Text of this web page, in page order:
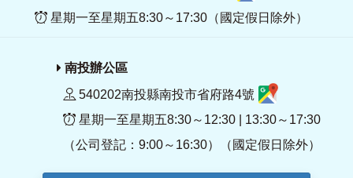
星期一至星期五8:30～17:30（國定假日除外）
南投辦公區
540202南投縣南投市省府路4號
星期一至星期五8:30～12:30 | 13:30～17:30
（公司登記：9:00～16:30）（國定假日除外）